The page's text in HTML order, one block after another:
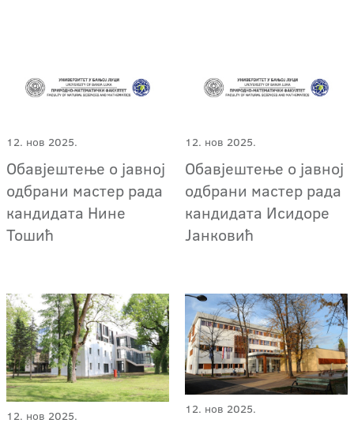
12. нов 2025.
Обавјештење о јавној
одбрани мастер рада
кандидата Нине
Тошић
12. нов 2025.
Обавјештење о јавној
одбрани мастер рада
кандидата Исидоре
Јанковић
12. нов 2025. 12. нов 2025.